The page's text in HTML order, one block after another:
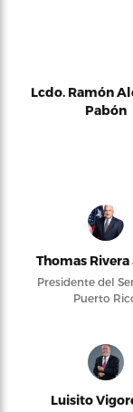
Lcdo. Ramón
Pabón
Thomas Rivera
Presidente del
Puerto
Luisito